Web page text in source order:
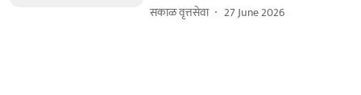
सकाळ वृत्तसेवा 27 June 2026